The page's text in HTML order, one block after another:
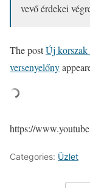
vevő érdekei
The postÚj korszak
versenyelőny
https://
Categories: Üzlet